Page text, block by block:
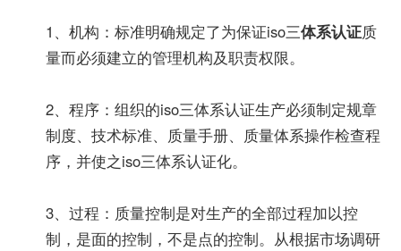
1、机构：标准明确规定了为保证iso三体系认证质
量而必须建立的管理机构及职责权限。
2、程序：组织的iso三体系认证生产必须制定规章
制度、技术标准、质量手册、质量体系操作检查程
序，并使之iso三体系认证化。
3、过程：质量控制是对生产的全部过程加以控
制，是面的控制，不是点的控制。从根据市场调研